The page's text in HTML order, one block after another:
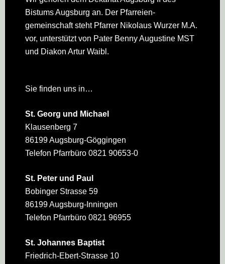
Bistums Augsburg an. Der Pfarreien­
gemeinschaft steht Pfarrer Nikolaus Wurzer M.A.
vor, unterstützt von Pater Benny Augustine MST
und Diakon Artur Waibl.
Sie finden uns in…
St. Georg und Michael
Klausenberg 7
86199 Augsburg-Göggingen
Telefon Pfarrbüro 0821 90653-0
St. Peter und Paul
Bobinger Strasse 59
86199 Augsburg-Inningen
Telefon Pfarrbüro 0821 96955
St. Johannes Baptist
Friedrich-Ebert-Strasse 10